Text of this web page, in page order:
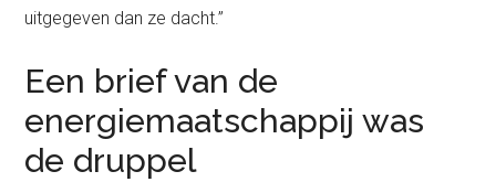
uitgegeven dan ze dacht.”
Een brief van de
energiemaatschappij was
de druppel